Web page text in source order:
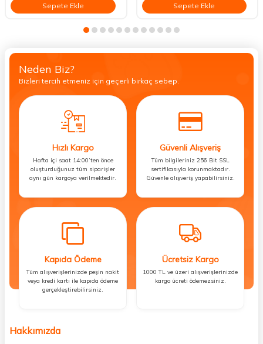
Sepete Ekle Sepete Ekle
Neden Biz?
Bizleri tercih etmeniz için geçerli birkaç sebep.
Hızlı Kargo
Hafta içi saat 14:00’ten önce
oluşturduğunuz tüm siparişler
aynı gün kargoya verilmektedir.
Güvenli Alışveriş
Tüm bilgileriniz 256 Bit SSL
sertifikasıyla korunmaktadır.
Güvenle alışveriş yapabilirsiniz.
Kapıda Ödeme
Tüm alışverişlerinizde peşin nakit
veya kredi kartı ile kapıda ödeme
gerçekleştirebilirsiniz.
Ücretsiz Kargo
1000 TL ve üzeri alışverişlerinizde
kargo ücreti ödemezsiniz.
Hakkımızda